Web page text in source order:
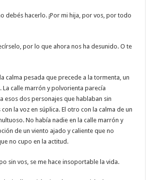
debés hacerlo. ¡Por mi hija, por vos, por todo
por lo que ahora nos ha desunido. O te
calma pesada que precede a la tormenta, un
La calle marrón y polvorienta parecía
esos dos personajes que hablaban sin
la voz en súplica. El otro con la calma de un
No había nadie en la calle marrón y
de un viento ajado y caliente que no
no cupo en la actitud.
sin vos, se me hace insoportable la vida.